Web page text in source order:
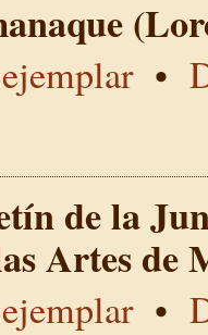
•
de la
Artes
•